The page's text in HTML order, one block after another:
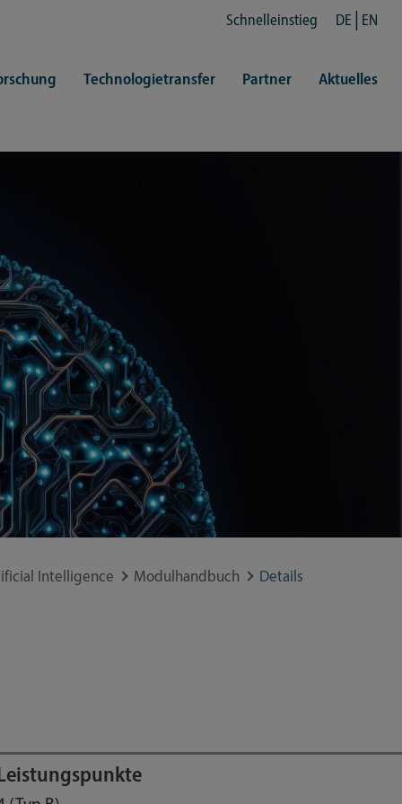
Schnelleinstieg DE EN
Technologietransfer Partner Aktuelles
Intelligence Modulhandbuch Details